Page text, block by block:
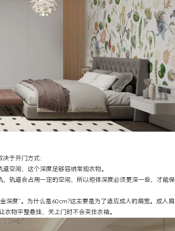
于开门方式：
间，这个深度足够容纳常规衣物。
道会占用一定的空间，所以柜体深度必须更深一些，才能保
度”。为什么是60cm?这主要是为了适应成人的肩宽。成人肩
物平整悬挂，关上门时不会夹住衣袖。